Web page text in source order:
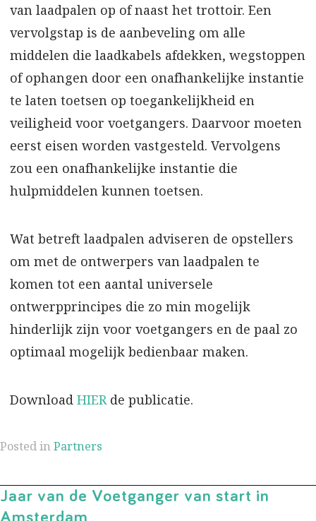
van laadpalen op of naast het trottoir. Een
vervolgstap is de aanbeveling om alle
middelen die laadkabels afdekken, wegstoppen
of ophangen door een onafhankelijke instantie
te laten toetsen op toegankelijkheid en
veiligheid voor voetgangers. Daarvoor moeten
eerst eisen worden vastgesteld. Vervolgens
zou een onafhankelijke instantie die
hulpmiddelen kunnen toetsen.
Wat betreft laadpalen adviseren de opstellers
om met de ontwerpers van laadpalen te
komen tot een aantal universele
ontwerpprincipes die zo min mogelijk
hinderlijk zijn voor voetgangers en de paal zo
optimaal mogelijk bedienbaar maken.
Download HIER de publicatie.
Posted in Partners
Jaar van de Voetganger van start in
Amsterdam